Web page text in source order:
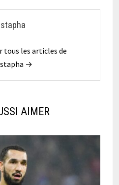
tous les articles de
→
AIMER